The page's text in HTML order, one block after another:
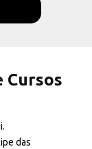
Cursos
das